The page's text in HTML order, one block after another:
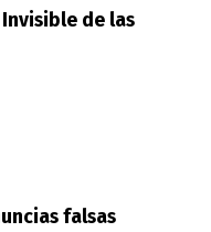
Invisible de las
falsas